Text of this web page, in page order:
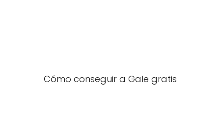
Cómo conseguir a Gale gratis